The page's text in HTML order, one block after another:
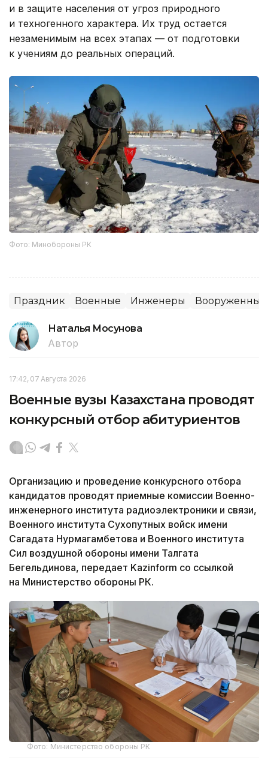
и в защите населения от угроз природного
и техногенного характера. Их труд остается
незаменимым на всех этапах — от подготовки
к учениям до реальных операций.
Фото: Минобороны РК
Праздник Военные Инженеры
Наталья Мосунова
Автор
17:42, 07 Августа 2026
Военные вузы Казахстана проводят
конкурсный отбор абитуриентов
Организацию и проведение конкурсного отбора
кандидатов проводят приемные комиссии Военно-
инженерного института радиоэлектроники и связи,
Военного института Сухопутных войск имени
Сагадата Нурмагамбетова и Военного института
Сил воздушной обороны имени Талгата
Бегельдинова, передает Kazinform со ссылкой
на Министерство обороны РК.
Фото: Министерство обороны РК